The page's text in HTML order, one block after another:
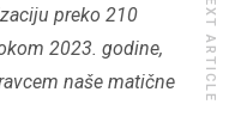
preko 210
2023. godine,
naše matične
NEXT ARTICLE